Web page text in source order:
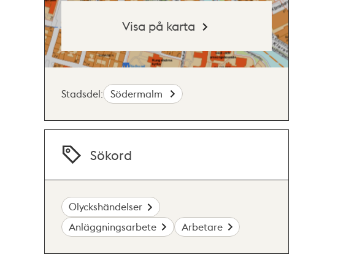
Visa på karta
Stadsdel: Södermalm
Sökord
Olyckshändelser
Anläggningsarbete
Arbetare